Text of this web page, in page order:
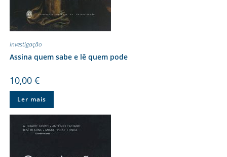
Investigação
Assina quem sabe e lê quem pode
10,00 €
Ler mais